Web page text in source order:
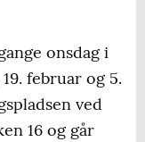
onsdag i
februar og 5.
ved
16 og går